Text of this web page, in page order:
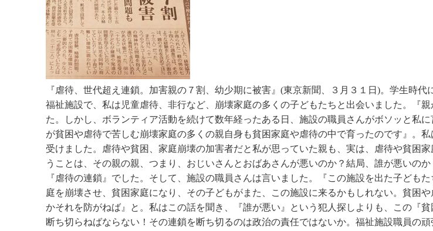
『虐待、世代超え連鎖。加害親の７割、幼少期に被害』(東京新聞、３月３１日)。学生時
福祉施設で、私は児童虐待、非行など、崩壊家庭の多くの子どもたちと出会いました。『
た。しかし、ボランティア活動を続けて数年経ったある日、施設の職員さんがボソッと私
が貧困や虐待で苦しむ崩壊家庭の多くの親自身も貧困家庭や虐待の中で育ったのです』。
受けました。虐待や貧困、家庭崩壊の加害者だと私が思っていた親も、実は、虐待や貧困
うことは、その親の親、つまり、おじいさんとおばあさんが悪いのか？結局、誰が悪いのか
『虐待の連鎖』でした。そして、施設の職員さんは言いました。『この施設を出た子ども
庭を崩壊させ、貧困家庭になり、その子どもがまた、この施設に来るかもしれない。貧困
かそれを防がねば』と。私はこの話を聞き、『誰が悪い』という犯人探しよりも、この『
断ち切らねばならない！その連鎖を断ち切るのは政治の責任ではないか。福祉施設職員の頑